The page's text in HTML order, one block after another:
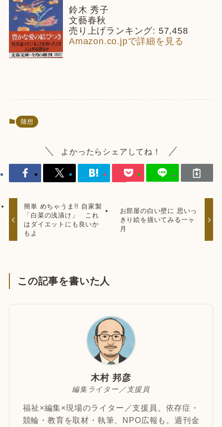
鈴木 秀子
文藝春秋
売り上げランキング: 57,458
Amazon.co.jpで詳細を見る
随想
よかったらシェアしてね！
簡単 めちゃうま!! 自家製
「白菜の浅漬け」 これ
はダイエットにも良いか
もよ
お部屋の白い壁に 思いっ
きり絵を描いてみる一ヶ
月
この記事を書いた人
木村 邦彦
編集ライター／支援員
福祉×編集×現場のライター／支援員。依存症・
競輪・教育を取材・執筆、NPO広報も。週刊金